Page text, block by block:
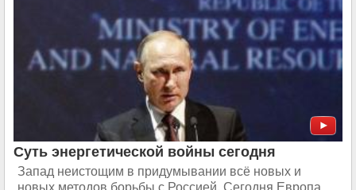
Суть энергетической войны сегодня
Запад неистощим в придумывании всё новых и
новых методов борьбы с Россией. Сегодня Европа